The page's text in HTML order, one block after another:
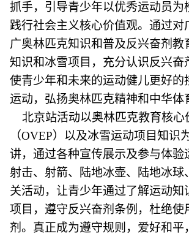
抓手，引导青少年以优秀运动员为
践行社会主义核心价值观。通过对
广奥林匹克知识和普及反兴奋剂教
知识和冰雪项目，充分认识反兴奋
使青少年和未来的运动健儿更好的
运动，弘扬奥林匹克精神和中华体
北京站活动以奥林匹克教育核心
（OVEP）以及冰雪运动项目知识
讲，通过各种宣传展示及参与体验
射击、射箭、陆地冰壶、陆地冰球
关活动，让青少年通过了解运动知
项目，遵守反兴奋剂条例，杜绝使
剂。真正成为遵守规则，爱好和平